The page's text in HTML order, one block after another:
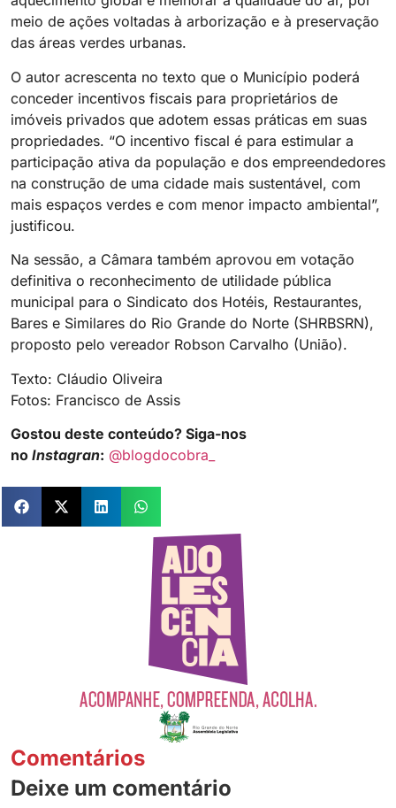
meio de ações voltadas à arborização e à preservação
das áreas verdes urbanas.
O autor acrescenta no texto que o Município poderá
conceder incentivos fiscais para proprietários de
imóveis privados que adotem essas práticas em suas
propriedades. “O incentivo fiscal é para estimular a
participação ativa da população e dos empreendedores
na construção de uma cidade mais sustentável, com
mais espaços verdes e com menor impacto ambiental”,
justificou.
Na sessão, a Câmara também aprovou em votação
definitiva o reconhecimento de utilidade pública
municipal para o Sindicato dos Hotéis, Restaurantes,
Bares e Similares do Rio Grande do Norte (SHRBSRN),
proposto pelo vereador Robson Carvalho (União).
Texto: Cláudio Oliveira
Fotos: Francisco de Assis
Gostou deste conteúdo? Siga-nos
no Instagran: @blogdocobra_
Comentários
Deixe um comentário